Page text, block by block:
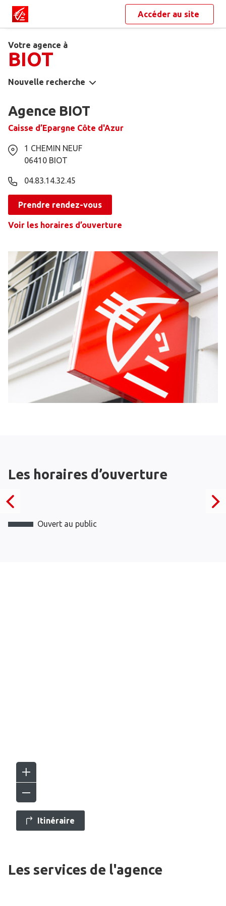
Accéder au site
Votre agence à
BIOT
Nouvelle recherche
Agence BIOT
Caisse d’Epargne Côte d'Azur
1 CHEMIN NEUF
06410 BIOT
04.83.14.32.45
Prendre rendez-vous
Voir les horaires d’ouverture
Les horaires d’ouverture
Ouvert au public
Itinéraire
Les services de l'agence